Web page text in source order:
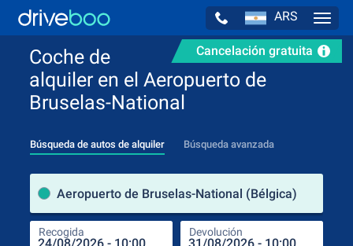
ARS
Cancelación gratuita
Coche de
alquiler en el Aeropuerto de
Bruselas-National
Búsqueda de autos de alquiler Búsqueda avanzada
Aeropuerto de Bruselas-National (Bélgica)
Recogida Devolución